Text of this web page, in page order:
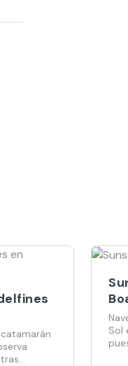
Sol